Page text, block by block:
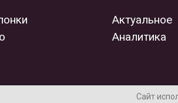
Актуальное
Аналитика
Сайт